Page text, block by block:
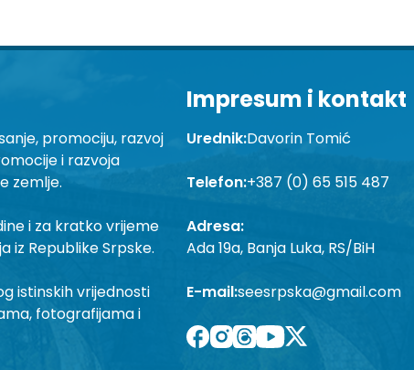
promociju, razvoj
i razvoja
zemlje.
i za kratko vrijeme
iz Republike Srpske.
istinskih vrijednosti
fotografijama i
Impresum i kontakt
Urednik:Davorin Tomić
Telefon:+387 (0) 65 515 487
Adresa:
Ada 19a, Banja Luka, RS/BiH
E-mail:seesrpska@gmail.com